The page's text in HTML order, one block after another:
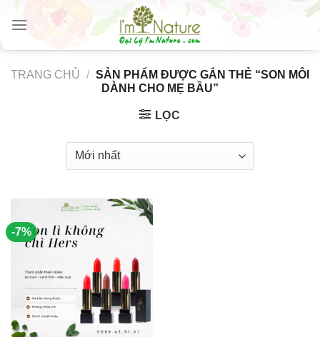
Skip
content
TRANG CHỦ / SẢN PHẨM ĐƯỢC GẮN THẺ “SON MÔI
DÀNH CHO MẸ BẦU”
LỌC
-7%